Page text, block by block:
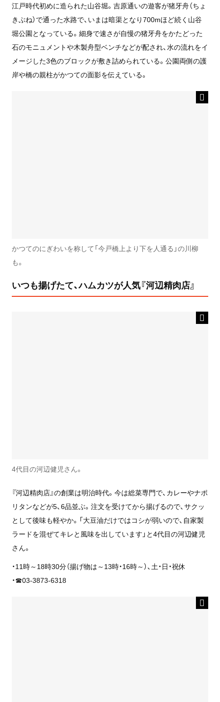
江戸時代初めに造られた山谷堀。吉原通いの遊客が猪牙舟（ちょ
きぶね）で通った水路で、いまは暗渠となり700mほど続く山谷
堀公園となっている。細身で速さが自慢の猪牙舟をかたどった
石のモニュメントや木製舟型ベンチなどが配され、水の流れをイ
メージした3色のブロックが敷き詰められている。公園両側の護
岸や橋の親柱がかつての面影を伝えている。
かつてのにぎわいを称して「今戸橋上より下を人通る」の川柳
も。
いつも揚げたて、ハムカツが人気『河辺精肉店』
4代目の河辺健児さん。
『河辺精肉店』の創業は明治時代。今は総菜専門で、カレーやナポ
リタンなどが5、6品並ぶ。注文を受けてから揚げるので、サクッ
として後味も軽やか。「大豆油だけではコシが弱いので、自家製
ラードを混ぜてキレと風味を出しています」と4代目の河辺健児
さん。
・11時～18時30分（揚げ物は～13時・16時～）、土・日・祝休
・☎︎03-3873-6318